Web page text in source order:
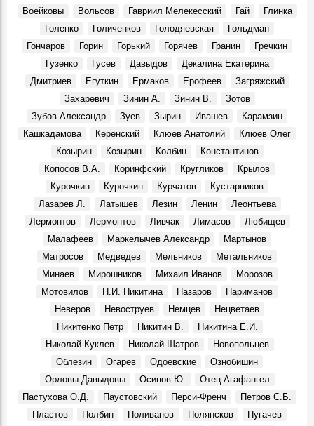
вопроса — 1,9 млн рублей
Места, 31 Апреля 2026
В Доме Гончарова проводят экскурсии при свете
старинной лампы
Покажут подлинные автографы космонавтов, документы
События, 10 Апреля 2026
В Музее изобразительного искусства XX-XXI вв.
откроется юбилейная выставка Аркадия Егуткина
События, 2 Апреля 2026
День работника культуры. Луиза Баюра – 55 лет в
Художественном музее! Видео
Крылья. Музей «Симбирская фотография» показывает
уникальные кадры из семейного архива Юрия
Белозёрова, посвящённые авиации
События, 12 Марта 2026
Перекресток улиц Минаева и 12 Сентября, 1970-е
Фото, 1 Июня 1974
Судьба кавалера. Князь Сергей Михайлович Баратаев
Герои, 21 Октября 1861
От Дворца бракосочетаний до Дома техники
Димитровградскому драматическому театру им. А. Н.
Места, 28 Марта 2026
Воейковы
Вольсов Гавриил Мелекесский Гай
Глинка
Голенко
Голиченков Голодяевская
Гольдман
Гончаров
Горин Горький Горячев Гранин
Гречкин
Гузенко
Гусев Давыдов
Декалина Екатерина
Дмитриев
Егуткин Ермаков Ерофеев
Загряжский
Захаревич
Зинин А. Зинин В.
Зотов
Зубов Александр
Зуев Зырин Ивашев
Карамзин
Кашкадамова
Керенский Клюев Анатолий
Клюев Олег
Козырин
Козырин Колбин
Константинов
Копосов В.А.
Коринфский Кругликов
Крылов
Курочкин
Курочкин Курчатов
Кустарников
Лазарев Л.
Латышев Лезин Ленин
Леонтьева
Лермонтов
Лермонтов Ливчак Лимасов
Любищев
Малафеев
Маркелычев Александр
Мартынов
Матросов
Медведев Мельников
Метальников
Минаев
Мирошников Михаил Иванов
Морозов
Мотовилов
Н.И. Никитина Назаров
Нариманов
Неверов
Невоструев Немцев
Нецветаев
Никитенко Петр
Никитин В.
Никитина Е.И.
Николай Куклев
Николай Шатров
Новопольцев
Облезин
Огарев Одоевские
Ознобишин
Орловы-Давыдовы
Осипов Ю.
Отец Агафангел
Пастухова О.Д.
Паустовский Перси-Френч
Петров С.Б.
Пластов
Полбин Поливанов Полянсков
Пугачев